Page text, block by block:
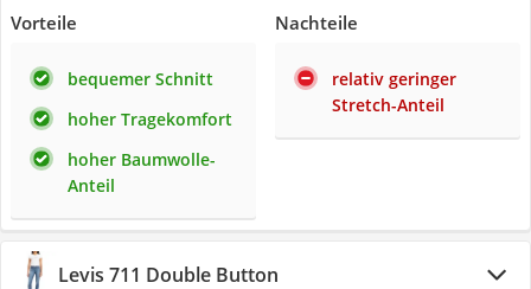
Vorteile
bequemer Schnitt
hoher Tragekomfort
hoher Baumwolle-
Anteil
Nachteile
relativ geringer
Stretch-Anteil
Levis 711 Double Button